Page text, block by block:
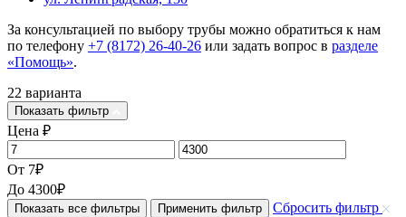
За консультацией по выбору трубы можно обратиться к нам
по телефону +7 (8172) 26-40-26 или задать вопрос в разделе
«Помощь».
22 варианта
Показать фильтр
Цена ₽
От 7₽
До 4300₽
Показать все фильтры Применить фильтр Сбросить фильтр